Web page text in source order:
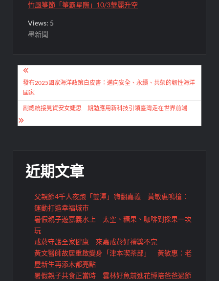
竹風箏節「箏霸星際」10/3華麗升空
Views: 5
墨新聞
文
章
導
覽
發布2025國家海洋政策白皮書：邁向安全、永續、共榮的韌性海洋
國家
副總統接見資安女婕思 期勉應用新科技引領臺灣走在世界前端
近期文章
父親節4千人夜跑「雙潭」嗨翻嘉義 黃敏惠鳴槍：
運動打造幸福城市
暑假親子遊嘉義水上 太空、糖果、咖啡到採果一次
玩
戒菸守護全家健康 來嘉戒菸好禮獎不完
黃文醫師故居重啟變身「津本喫茶部」 黃敏惠：老
屋新生再添木都亮點
暑假親子共食正當時 雲林好魚前進花博陪爸爸過節